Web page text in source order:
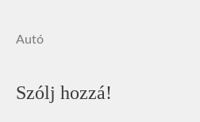
Autó
Szólj hozzá!